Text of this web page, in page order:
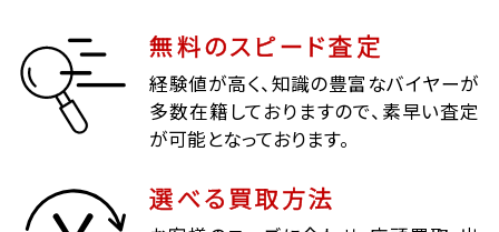
無料のスピード査定
経験値が高く、知識の豊富なバイヤーが
多数在籍しておりますので、素早い査定
が可能となっております。
選べる買取方法